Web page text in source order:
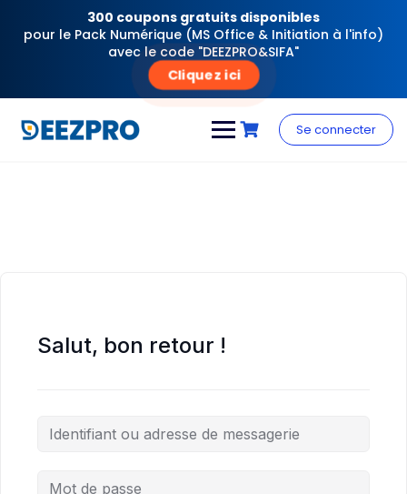
300 coupons gratuits disponibles
pour le Pack Numérique (MS Office & Initiation à l'info)
avec le code "DEEZPRO&SIFA"
Cliquez ici
content
Se connecter
Salut, bon retour !